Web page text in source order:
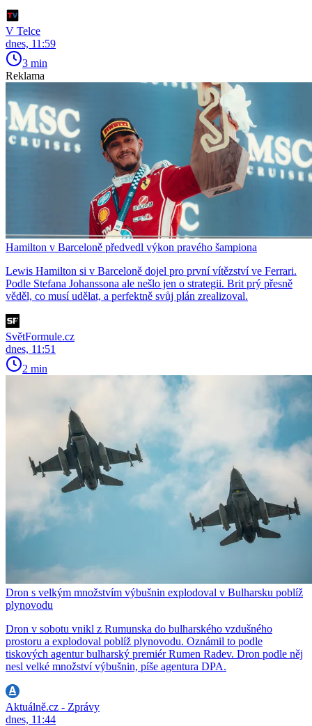
V Telce
dnes, 11:59
3 min
Reklama
Hamilton v Barceloně předvedl výkon pravého šampiona
Lewis Hamilton si v Barceloně dojel pro první vítězství ve Ferrari.
Podle Stefana Johanssona ale nešlo jen o strategii. Brit prý přesně
věděl, co musí udělat, a perfektně svůj plán zrealizoval.
SvětFormule.cz
dnes, 11:51
2 min
Dron s velkým množstvím výbušnin explodoval v Bulharsku poblíž
plynovodu
Dron v sobotu vnikl z Rumunska do bulharského vzdušného
prostoru a explodoval poblíž plynovodu. Oznámil to podle
tiskových agentur bulharský premiér Rumen Radev. Dron podle něj
nesl velké množství výbušnin, píše agentura DPA.
Aktuálně.cz - Zprávy
dnes, 11:44